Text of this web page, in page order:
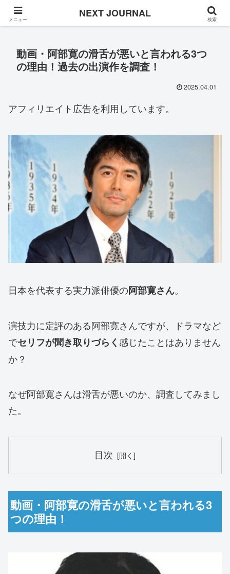
Once in a while
動画・阿部寛の滑舌が悪いと言われる3つ
の理由！過去の出演作を調査！
2025.04.01
アフィリエイト広告を利用しています。
日本を代表する実力派俳優の阿部寛さん。
演技力に定評のある阿部寛さんですが、ドラマなど
でセリフが聞き取りづらく 感じたことはありません
か？
なぜ阿部寛さんは滑舌が悪いのか、調査してみまし
た。
目次
動画・阿部寛の滑舌が悪いと言われる3
つの理由！
メニュー NEXT JOURNAL 検索